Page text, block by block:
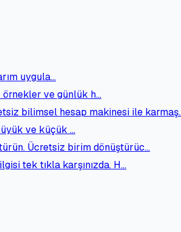
uygula…
örnekler ve günlük h…
bilimsel hesap makinesi ile
ve küçük …
Ücretsiz birim dönüştürüc…
tek tıkla karşınızda. H…